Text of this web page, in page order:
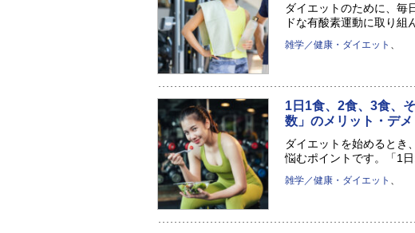
ダイエットのために、毎
ドな有酸素運動に取り組
雑学／健康・ダイエット 、
1日1食、2食、3食、
数」のメリット・デ
ダイエットを始めるとき
悩むポイントです。「1
雑学／健康・ダイエット